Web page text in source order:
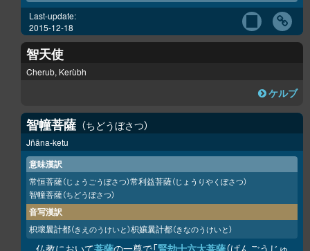
Last-update:
2015-12-18
智天使
Cherub, Kerùbh
ケルブ
智幢菩薩 ちどうぼさつ
Jñāna-ketu
意味漢訳
常恒菩薩（じょうごうぼさつ）常利益菩薩（じょうりやくぼさつ）
智幢菩薩（ちどうぼさつ）
音写漢訳
枳壞曩計都（きえのうけいと）枳孃曩計都（きなのうけいと）
仏教において菩薩の一尊で「賢劫十六大菩薩（げんごうじゅ